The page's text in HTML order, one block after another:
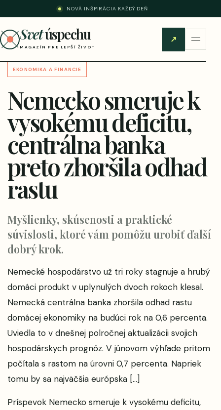
NOVÁ INŠPIRÁCIA KAŽDÝ DEŇ
Svetúspechu
MAGAZÍN PRE LEPŠÍ ŽIVOT
↗
EKONOMIKA A FINANCIE
Nemecko smeruje k
vysokému deficitu,
centrálna banka
preto zhoršila odhad
rastu
Myšlienky, skúsenosti a praktické
súvislosti, ktoré vám pomôžu urobiť ďalší
dobrý krok.
Nemecké hospodárstvo už tri roky stagnuje a hrubý
domáci produkt v uplynulých dvoch rokoch klesal.
Nemecká centrálna banka zhoršila odhad rastu
domácej ekonomiky na budúci rok na 0,6 percenta.
Uviedla to v dnešnej polročnej aktualizácii svojich
hospodárskych prognóz. V júnovom výhľade pritom
počítala s rastom na úrovni 0,7 percenta. Napriek
tomu by sa najväčšia európska […]
Príspevok Nemecko smeruje k vysokému deficitu,